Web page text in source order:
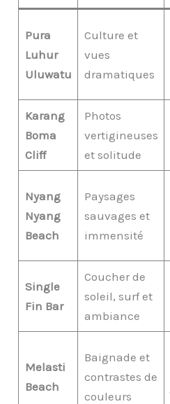
Pura
Luhur
Uluwatu
Culture et
vues
dramatiques
Karang
Boma
Cliff
Photos
vertigineuses
et solitude
Nyang
Nyang
Beach
Paysages
sauvages et
immensité
Single
Fin Bar
Coucher de
soleil, surf et
ambiance
Melasti
Beach
Baignade et
contrastes de
couleurs